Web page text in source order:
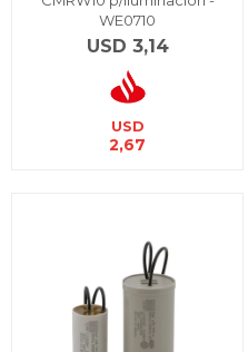
WE0710
USD 3,14
USD
2,67